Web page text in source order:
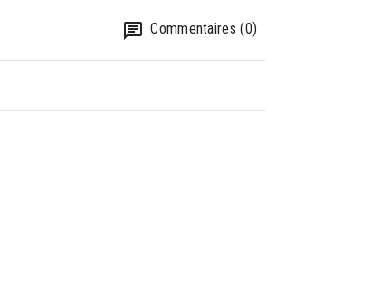
Commentaires (0)